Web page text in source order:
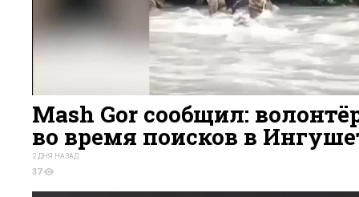
Mash Gor сообщил:
во время поисков в
2 ДНЯ НАЗАД
37